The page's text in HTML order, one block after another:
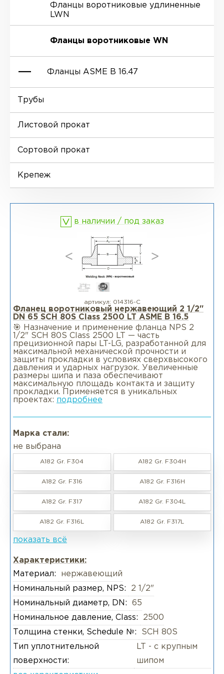
Отводы EN 10253-4
Отводы MSS SP-75
Переходы DIN 2616-1
Переходы DIN 2616-2
Ниппели
Фланцы воротниковые удлиненные
LWN
Фланцы воротниковые WN
Фланцы ASME B 16.47
Трубы
Листовой прокат
Сортовой прокат
Крепеж
в наличии / под заказ
артикул: 014316-С
Фланец воротниковый нержавеющий 2 1/2"
DN 65 SCH 80S Class 2500 LT ASME B 16.5
🎯 Назначение и применение фланца NPS 2
1/2" SCH 80S Class 2500 LT — часть
прецизионной пары LT-LG, разработанной для
максимальной механической прочности и
защиты прокладки в условиях сверхвысокого
давления и ударных нагрузок. Увеличенные
размеры шипа и паза обеспечивают
максимальную площадь контакта и защиту
прокладки. Применяется в уникальных
проектах: подробнее
Марка стали:
не выбрана
A182 Gr. F304 A182 Gr. F304H
A182 Gr. F316 A182 Gr. F316H
A182 Gr. F317 A182 Gr. F304L
A182 Gr. F316L A182 Gr. F317L
показать всё
Характеристики:
Материал:
нержавеющий
Номинальный размер, NPS:
2 1/2"
Номинальный диаметр, DN:
65
Номинальное давление, Class:
2500
Толщина стенки, Schedule №:
SCH 80S
Тип уплотнительной
поверхности:
LT - с крупным
шипом